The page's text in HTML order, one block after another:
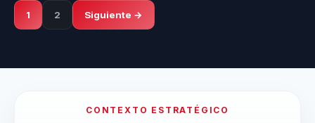
1 2 Siguiente →
CONTEXTO ESTRATÉGICO